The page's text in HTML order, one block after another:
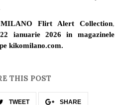
Flirt Alert Collection,
ianuarie 2026 in magazinele
kikomilano.com.
THIS POST
TWEET SHARE